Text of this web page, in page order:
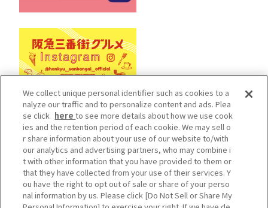
Cookieポリシー
ソーシャルメディアポリシー
プライバシーポリシー
カスタマーハラスメントポリシー
施設従業員用サイト
Do Not Sell or Share My Personal Information
We collect unique personal identifier such as cookies to a
nalyze our traffic and to personalize content and ads. Plea
se click hereto see more details about how we use cook
ies and the retention period of each cookie. We may sell o
r share information about your use of our website to/with
our analytics and advertising partners, who may combine i
t with other information that you have provided to them or
that they have collected from your use of their services. Y
ou have the right to opt out of sale or share of your perso
nal information by us. Please click [Do Not Sell or Share My